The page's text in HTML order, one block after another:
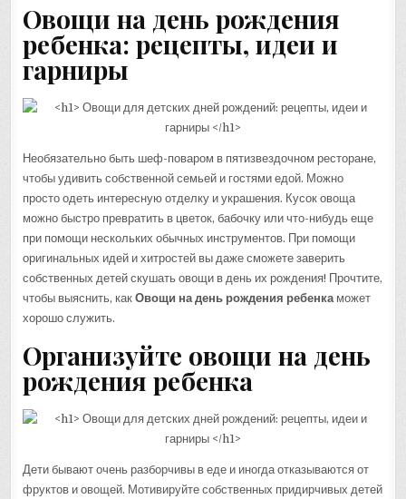
Овощи на день рождения
ребенка: рецепты, идеи и
гарниры
Необязательно быть шеф-поваром в пятизвездочном ресторане,
чтобы удивить собственной семьей и гостями едой. Можно
просто одеть интересную отделку и украшения. Кусок овоща
можно быстро превратить в цветок, бабочку или что-нибудь еще
при помощи нескольких обычных инструментов. При помощи
оригинальных идей и хитростей вы даже сможете заверить
собственных детей скушать овощи в день их рождения! Прочтите,
чтобы выяснить, какОвощи на день рождения ребенка может
хорошо служить.
Организуйте овощи на день
рождения ребенка
Дети бывают очень разборчивы в еде и иногда отказываются от
фруктов и овощей. Мотивируйте собственных придирчивых детей